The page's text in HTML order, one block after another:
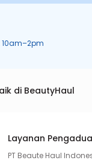
10am–2pm
di BeautyHaul
Layanan
PT Beaute Haul